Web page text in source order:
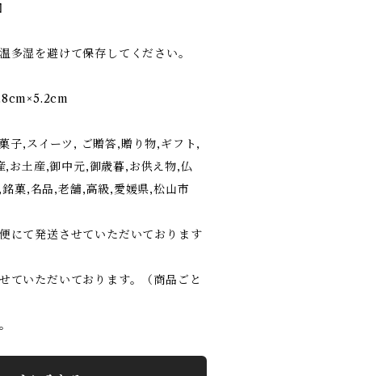
多湿を避けて保存してください。
子,スイーツ, ご贈答,贈り物,ギフト,
,お土産,御中元,御歳暮,お供え物,仏
菓,名品,老舗,高級,愛媛県,松山市
にて発送させていただいております
ていただいております。（商品ごと